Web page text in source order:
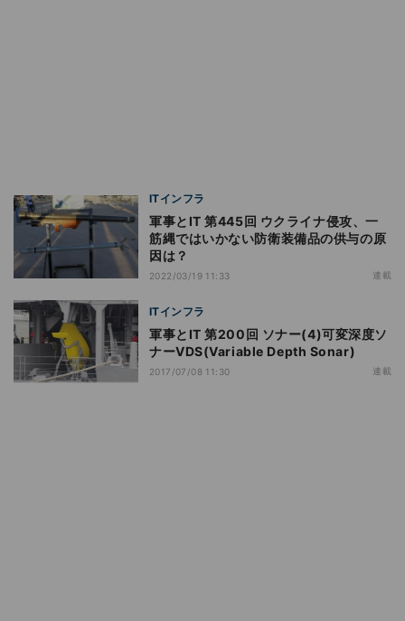
ITインフラ
軍事とIT 第445回 ウクライナ侵攻、一
筋縄ではいかない防衛装備品の供与の原
因は？
2022/03/19 11:33 連載
ITインフラ
軍事とIT 第200回 ソナー(4)可変深度ソ
ナーVDS(Variable Depth Sonar)
2017/07/08 11:30 連載